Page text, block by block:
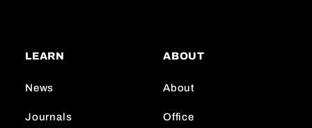
g
a
LEARN
News
Journals
ABOUT
About
Office